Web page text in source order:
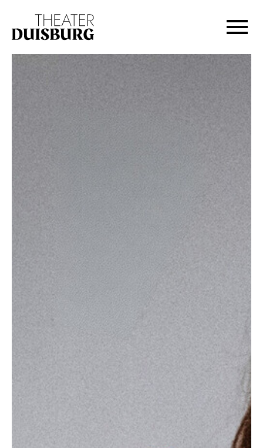
Zur Hauptnavigation springen
Zum Footer springen